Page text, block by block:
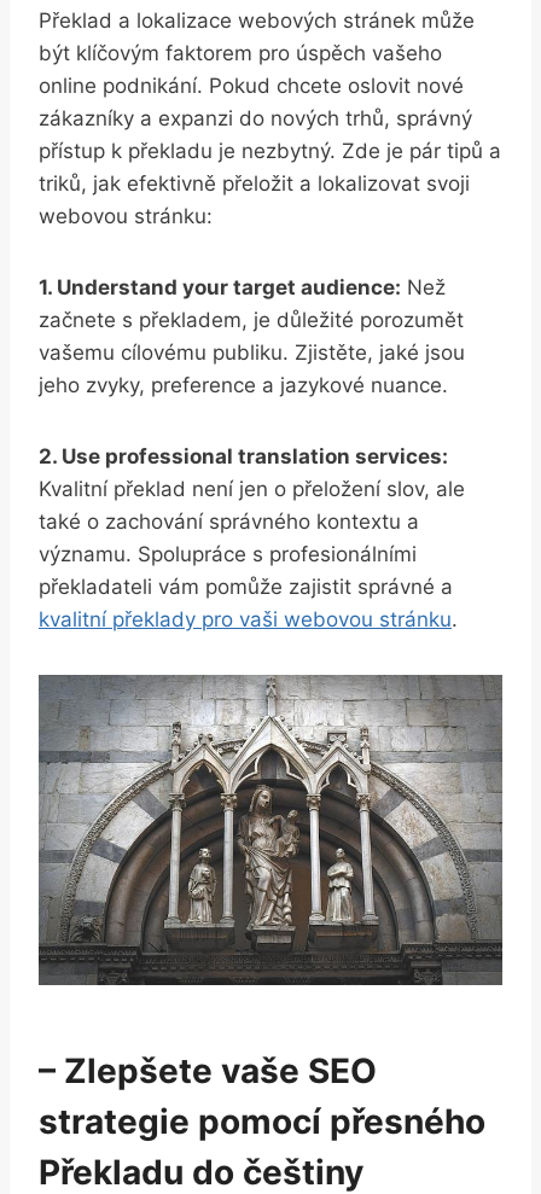
Překlad a lokalizace webových stránek může
být klíčovým ⁣faktorem pro ​úspěch vašeho
⁢online podnikání. Pokud chcete oslovit ⁤nové
zákazníky a expanzi do nových trhů, správný
přístup k překladu je‍ nezbytný. Zde je‍ pár‍ tipů⁢ a
⁣triků,‍ jak ⁣efektivně přeložit a lokalizovat svoji
‌webovou stránku:
1. Understand⁢ your target audience: Než
začnete s překladem, je důležité ‍porozumět
vašemu‍ cílovému publiku. Zjistěte, jaké jsou‌
jeho ⁤zvyky,‌ preference a​ jazykové nuance.
2. ‍Use professional translation services:
Kvalitní překlad není jen ​o přeložení slov, ale
také o zachování⁣ správného kontextu a‍
významu. Spolupráce ​s⁢ profesionálními
překladateli vám pomůže zajistit správné a
kvalitní překlady pro ‍vaši webovou stránku.
– ⁣Zlepšete vaše SEO
strategie pomocí přesného
Překladu do češtiny